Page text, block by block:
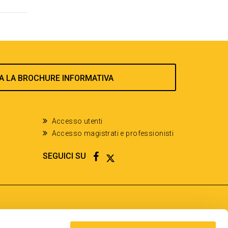
LA BROCHURE INFORMATIVA
Accesso utenti
Accesso magistrati e professionisti
SEGUICI SU FACEBOOK
TWITTER